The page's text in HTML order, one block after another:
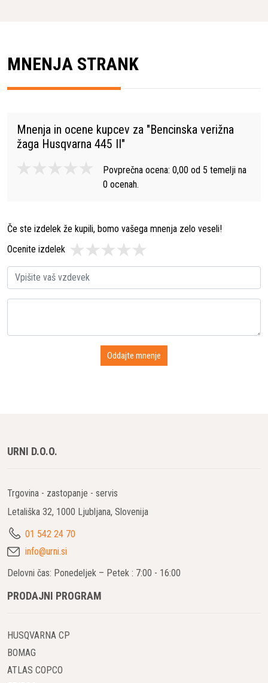
MNENJA STRANK
Mnenja in ocene kupcev za "Bencinska verižna
žaga Husqvarna 445 II"
Povprečna ocena: 0,00 od 5 temelji na
0 ocenah.
Če ste izdelek že kupili, bomo vašega mnenja zelo veseli!
Ocenite izdelek
URNI D.O.O.
Trgovina - zastopanje - servis
Letališka 32, 1000 Ljubljana, Slovenija
01 542 24 70
info@urni.si
Delovni čas: Ponedeljek – Petek : 7:00 - 16:00
PRODAJNI PROGRAM
HUSQVARNA CP
BOMAG
ATLAS COPCO